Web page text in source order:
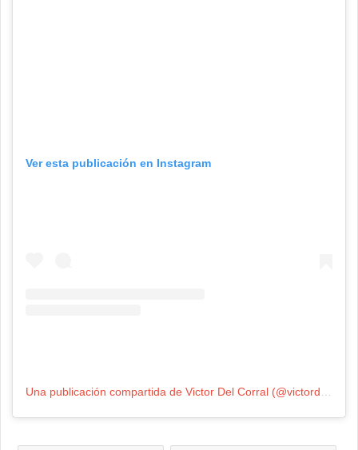
Ver esta publicación en Instagram